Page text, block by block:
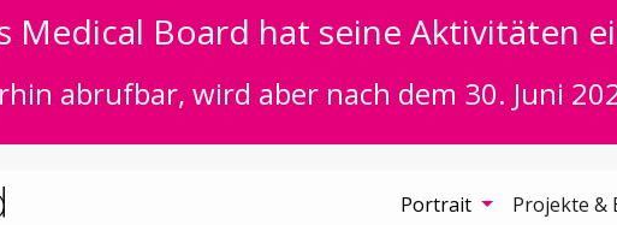
Medical Board hat seine Aktivitäten
abrufbar, wird aber nach dem 30. Juni
Portrait Projekte &